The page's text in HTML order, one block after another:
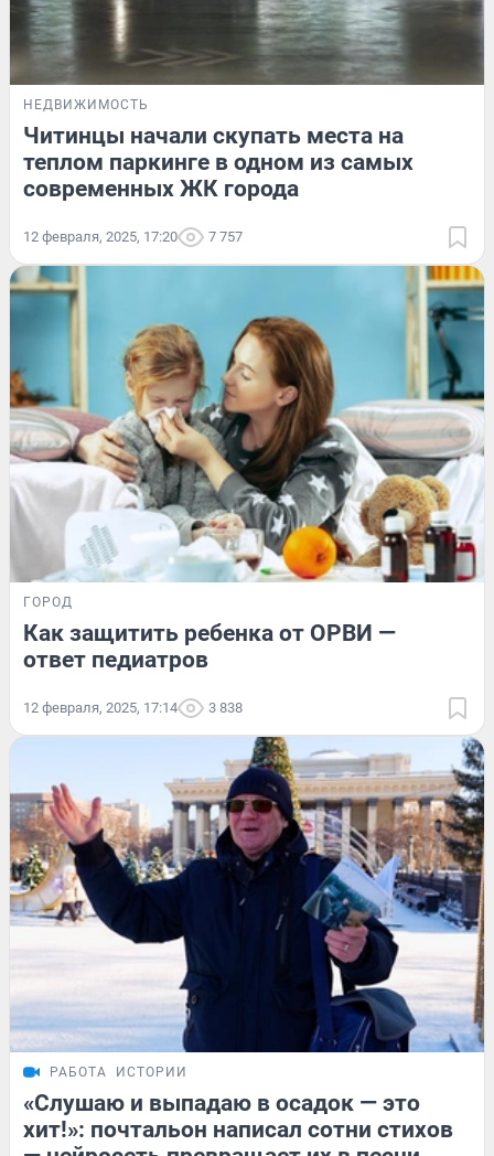
НЕДВИЖИМОСТЬ
Читинцы начали скупать места на
теплом паркинге в одном из самых
современных ЖК города
12 февраля, 2025, 17:20 7 757
ГОРОД
Как защитить ребенка от ОРВИ —
ответ педиатров
12 февраля, 2025, 17:14 3 838
РАБОТА ИСТОРИИ
«Слушаю и выпадаю в осадок — это
хит!»: почтальон написал сотни стихов